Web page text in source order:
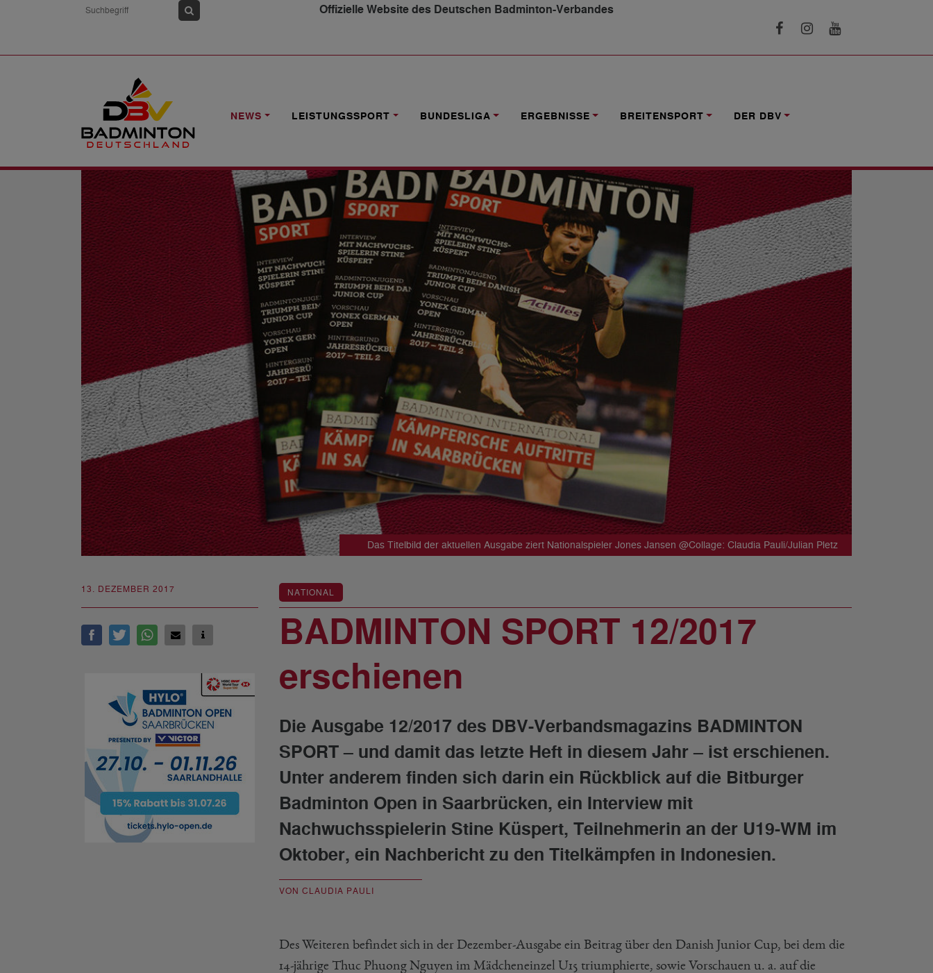
Offizielle Website des Deutschen Badminton-Verbandes
NEWS LEISTUNGSSPORT BUNDESLIGA ERGEBNISSE BREITENSPORT DER DBV
NEWS
Das Titelbild der aktuellen Ausgabe ziert Nationalspieler Jones Jansen @Collage: Claudia Pauli/Julian Pletz
13. DEZEMBER 2017 NATIONAL
BADMINTON SPORT 12/2017
erschienen
Die Ausgabe 12/2017 des DBV-Verbandsmagazins BADMINTON
SPORT – und damit das letzte Heft in diesem Jahr – ist erschienen.
Unter anderem finden sich darin ein Rückblick auf die Bitburger
Badminton Open in Saarbrücken, ein Interview mit
Nachwuchsspielerin Stine Küspert, Teilnehmerin an der U19-WM im
Oktober, ein Nachbericht zu den Titelkämpfen in Indonesien.
VON CLAUDIA PAULI
Des Weiteren befindet sich in der Dezember-Ausgabe ein Beitrag über den Danish Junior Cup, bei dem die
14-jährige Thuc Phuong Nguyen im Mädcheneinzel U15 triumphierte, sowie Vorschauen u. a. auf die